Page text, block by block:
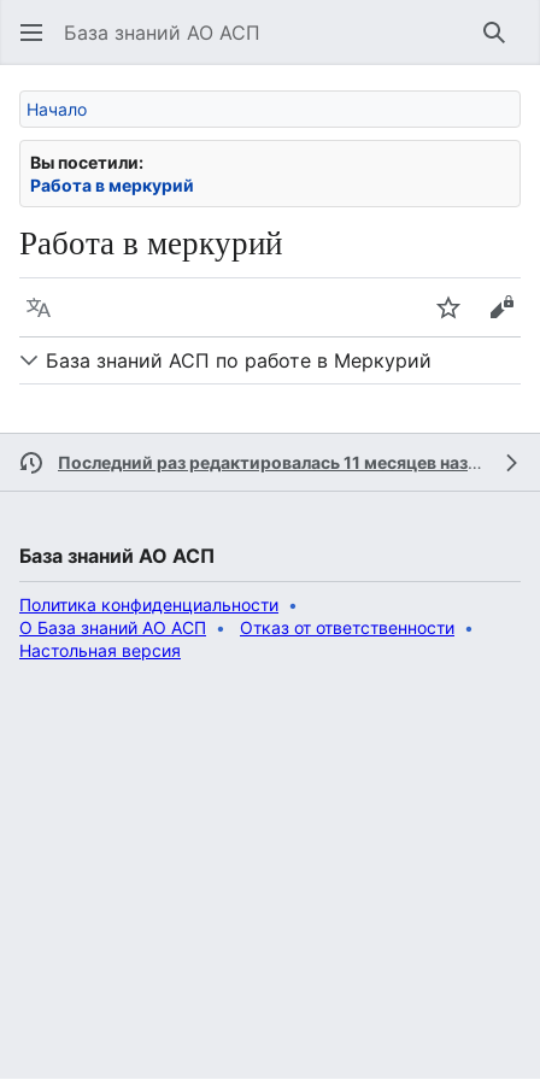
База знаний АО АСП
Начало
Вы посетили:
Работа в меркурий
Работа в меркурий
Язык Следить
База знаний АСП по работе в Меркурий
Последний раз редактировалась 11 месяцев назад
База знаний АО АСП
Политика конфиденциальности
О База знаний АО АСП
Отказ от ответственности
Настольная версия